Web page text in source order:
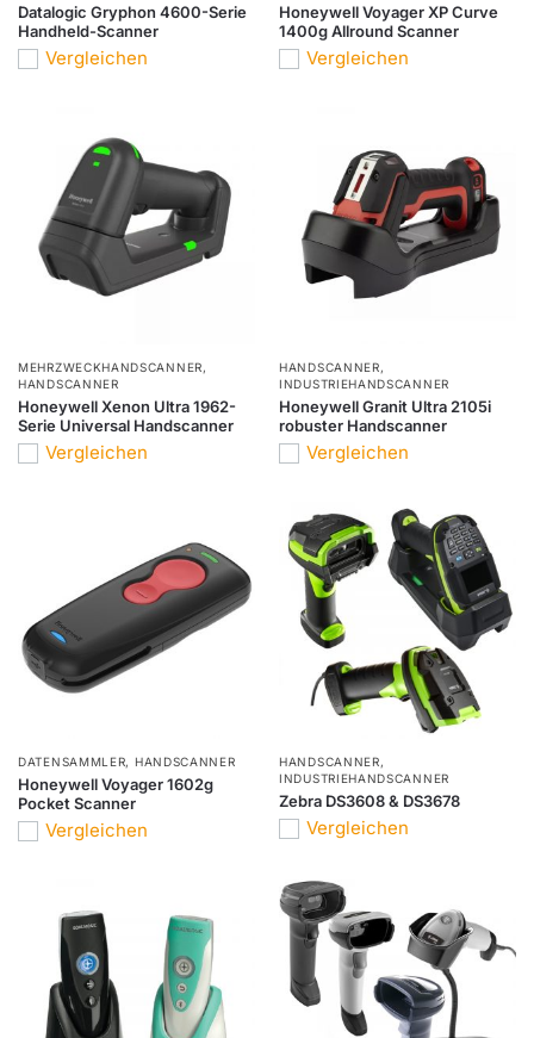
Datalogic Gryphon 4600-Serie
Handheld-Scanner
Vergleichen
Honeywell Voyager XP Curve
1400g Allround Scanner
Vergleichen
MEHRZWECKHANDSCANNER,
HANDSCANNER
Honeywell Xenon Ultra 1962-
Serie Universal Handscanner
Vergleichen
HANDSCANNER,
INDUSTRIEHANDSCANNER
Honeywell Granit Ultra 2105i
robuster Handscanner
Vergleichen
DATENSAMMLER, HANDSCANNER
Honeywell Voyager 1602g
Pocket Scanner
Vergleichen
HANDSCANNER,
INDUSTRIEHANDSCANNER
Zebra DS3608 & DS3678
Vergleichen